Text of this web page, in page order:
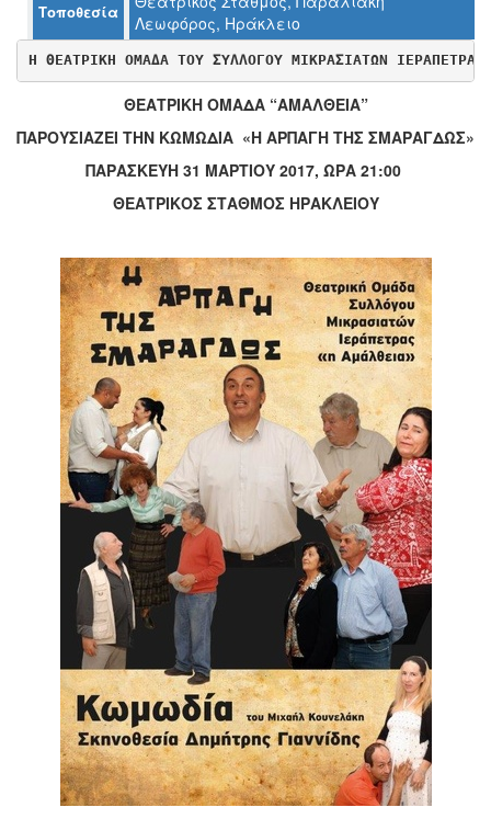
ΤΟΠΟΣ
ΜΑΣ
ΠΟΛΙΤΙΣΜΟΣ
Τοποθεσία
Λεωφόρος, Ηράκλειο
Η ΘΕΑΤΡΙΚΗ ΟΜΑΔΑ ΤΟΥ ΣΥΛΛΟΓΟΥ ΜΙΚΡΑΣΙΑΤΩΝ ΙΕΡΑΠΕΤΡΑΣ
ΘΕΑΤΡΙΚΗ ΟΜΑΔΑ “ΑΜΑΛΘΕΙΑ”
ΠΑΡΟΥΣΙΑΖΕΙ ΤΗΝ ΚΩΜΩΔΙΑ «Η ΑΡΠΑΓΗ ΤΗΣ ΣΜΑΡΑΓΔΩΣ»
ΠΑΡΑΣΚΕΥΗ 31 ΜΑΡΤΙΟΥ 2017, ΩΡΑ 21:00
ΘΕΑΤΡΙΚΟΣ ΣΤΑΘΜΟΣ ΗΡΑΚΛΕΙΟΥ